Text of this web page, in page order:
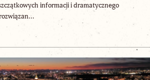
informacji i dramatycznego